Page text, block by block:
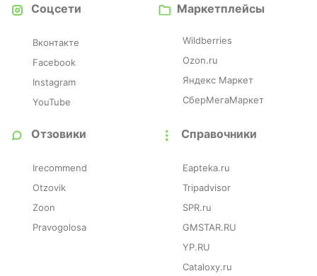
Соцсети
Вконтакте
Facebook
Instagram
YouTube
Справочники
Eapteka.ru
Tripadvisor
SPR.ru
GMSTAR.RU
YP.RU
Cataloxy.ru
Отзовики
Irecommend
Otzovik
Zoon
Pravogolosa
Маркетплейсы
Wildberries
Ozon.ru
Яндекс Маркет
СберМегаМаркет